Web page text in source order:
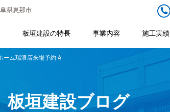
県恵那市
板垣建設の特長 事業内容 施工実績
板垣建設ブログ
ーム瑞浪店来場予約☆